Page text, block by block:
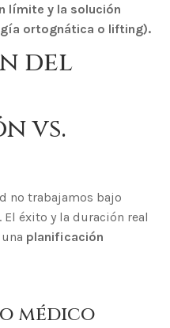
límite y la solución
ortognática o lifting).
del
vs.
no trabajamos bajo
éxito y la duración real
planificación
médico